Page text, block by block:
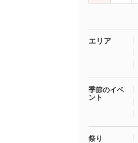
エリア
季節のイベ
ント
祭り